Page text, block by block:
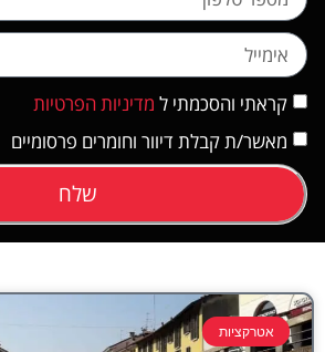
קראתי והסכמתי ל מדיניות הפרטיות
מאשר/ת קבלת דיוור וחומרים פרסומיים
שלח
אטרקציות